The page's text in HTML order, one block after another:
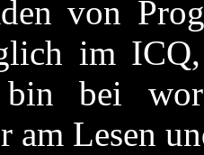
von
im
bei
am Lesen